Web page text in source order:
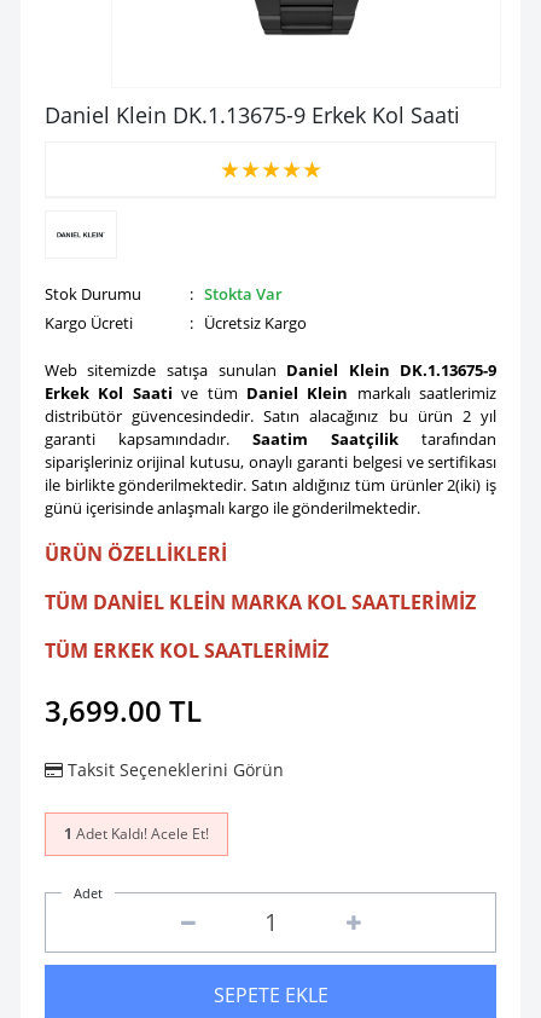
Daniel Klein DK.1.13675-9 Erkek Kol Saati
★★★★★
Stok Durumu : Stokta Var
Kargo Ücreti
: Ücretsiz Kargo
Web sitemizde satışa sunulan Daniel Klein DK.1.13675-9
Erkek Kol Saati ve tüm Daniel Klein markalı saatlerimiz
distribütör güvencesindedir. Satın alacağınız bu ürün 2 yıl
garanti kapsamındadır. Saatim Saatçiliktarafından
siparişleriniz orijinal kutusu, onaylı garanti belgesi ve sertifikası
ile birlikte gönderilmektedir. Satın aldığınız tüm ürünler 2(iki) iş
günü içerisinde anlaşmalı kargo ile gönderilmektedir.
ÜRÜN ÖZELLİKLERİ
TÜM DANİEL KLEİN MARKA KOL SAATLERİMİZ
TÜM ERKEK KOL SAATLERİMİZ
3,699.00 TL
Taksit Seçeneklerini Görün
1 Adet Kaldı! Acele Et!
Adet
SEPETE EKLE